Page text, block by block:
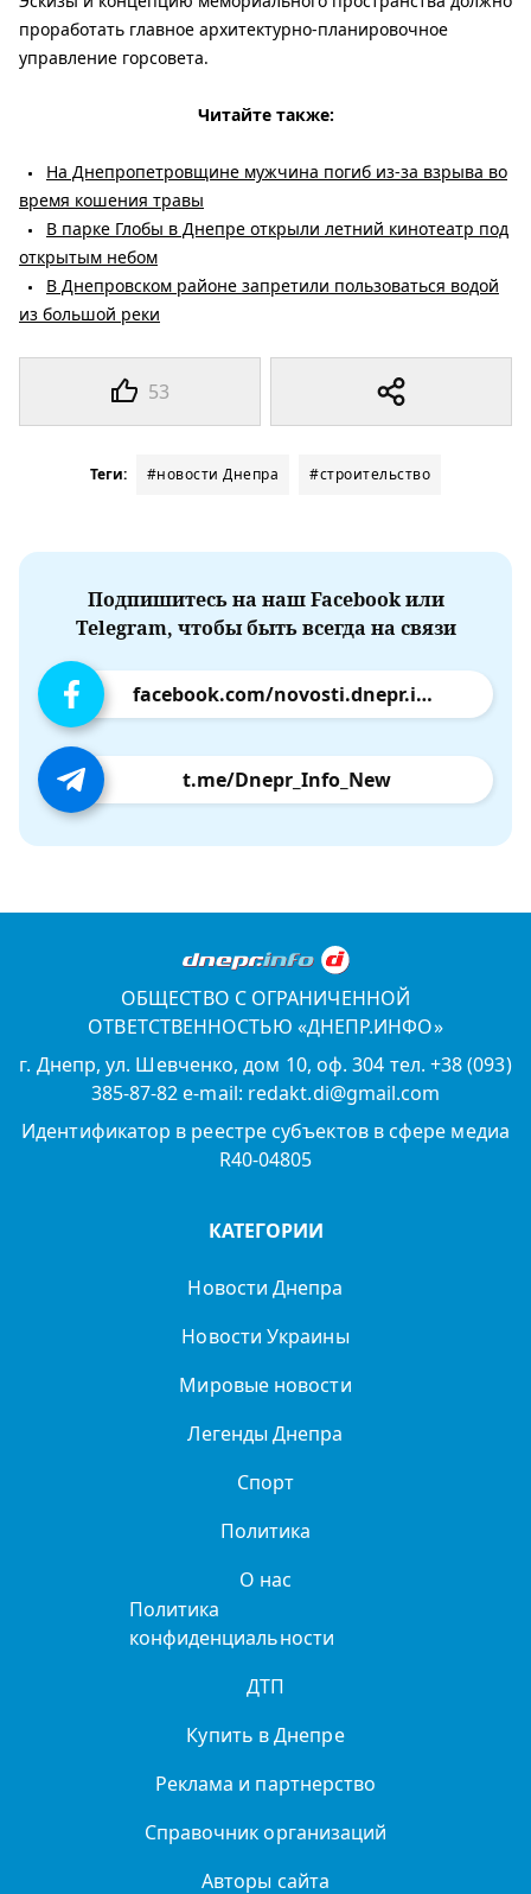
53
проработать главное архитектурно-планировочное
управление горсовета.
Читайте также:
На Днепропетровщине мужчина погиб из-за взрыва во
время кошения травы
В парке Глобы в Днепре открыли летний кинотеатр под
открытым небом
В Днепровском районе запретили пользоваться водой
из большой реки
Теги: #новости Днепра #строительство
Подпишитесь на наш Facebook или
Telegram, чтобы быть всегда на связи
facebook.com/novosti.dnepr.info
t.me/Dnepr_Info_New
ОБЩЕСТВО С ОГРАНИЧЕННОЙ
ОТВЕТСТВЕННОСТЬЮ «ДНЕПР.ИНФО»
г. Днепр, ул. Шевченко, дом 10, оф. 304 тел. +38 (093)
385-87-82 e-mail: redakt.di@gmail.com
Идентификатор в реестре субъектов в сфере медиа
R40-04805
КАТЕГОРИИ
Новости Днепра
Новости Украины
Мировые новости
Легенды Днепра
Спорт
Политика
О нас
Политика
конфиденциальности
ДТП
Купить в Днепре
Реклама и партнерство
Справочник организаций
Авторы сайта